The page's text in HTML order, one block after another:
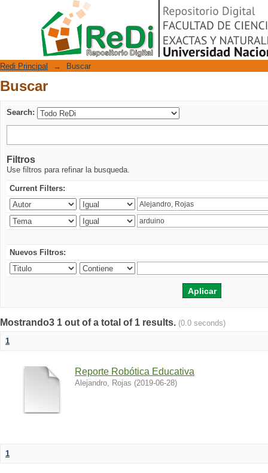
Repositorio Digital
Redi Principal → Buscar
Buscar
Search:
Filtros
Use filtros para refinar la busqueda.
Current Filters:
Nuevos Filtros:
Mostrando3 1 out of a total of 1 results. (0.0 seconds)
1
Reporte Robótica Educativa
Alejandro, Rojas (2019-06-28)
1